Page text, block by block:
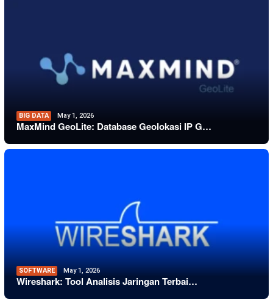
BIG DATA May 1, 2026
MaxMind GeoLite: Database Geolokasi IP G…
SOFTWARE May 1, 2026
Wireshark: Tool Analisis Jaringan Terbai…